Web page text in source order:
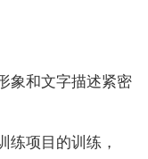
和文字描述紧密
项目的训练，